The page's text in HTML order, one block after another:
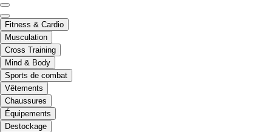
Fitness & Cardio
Musculation
Cross Training
Mind & Body
Sports de combat
Vêtements
Chaussures
Équipements
Destockage